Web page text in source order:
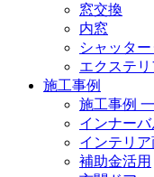
窓交換
内窓
シャッター
エクステリ
施工事例
施工事例
インナー
インテリア
補助金活用